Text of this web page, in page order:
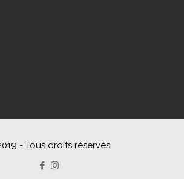
- Tous droits réservés